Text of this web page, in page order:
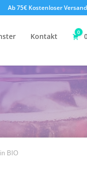
Ab 75€ Kostenloser Versand
Kontakt 0
BIO